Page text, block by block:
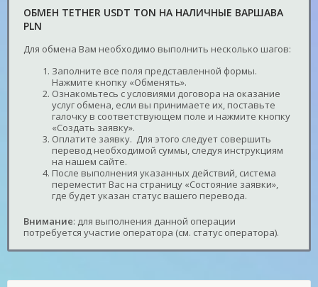
ОБМЕН TETHER USDT TON НА НАЛИЧНЫЕ ВАРШАВА
PLN
Для обмена Вам необходимо выполнить несколько шагов:
Заполните все поля представленной формы.
Нажмите кнопку «Обменять».
Ознакомьтесь с условиями договора на оказание
услуг обмена, если вы принимаете их, поставьте
галочку в соответствующем поле и нажмите кнопку
«Создать заявку».
Оплатите заявку. Для этого следует совершить
перевод необходимой суммы, следуя инструкциям
на нашем сайте.
После выполнения указанных действий, система
переместит Вас на страницу «Состояние заявки»,
где будет указан статус вашего перевода.
Внимание: для выполнения данной операции
потребуется участие оператора (см. статус оператора).